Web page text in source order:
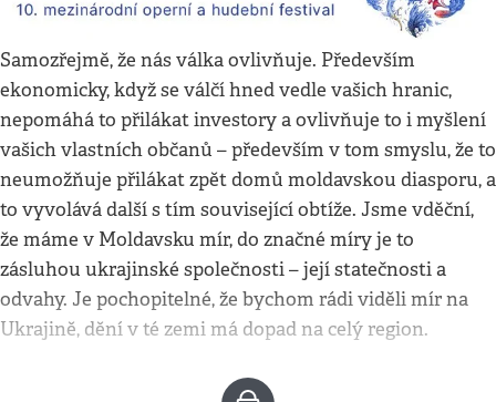
Samozřejmě, že nás válka ovlivňuje. Především
ekonomicky, když se válčí hned vedle vašich hranic,
nepomáhá to přilákat investory a ovlivňuje to i myšlení
vašich vlastních občanů – především v tom smyslu, že to
neumožňuje přilákat zpět domů moldavskou diasporu, a
to vyvolává další s tím související obtíže. Jsme vděční,
že máme v Moldavsku mír, do značné míry je to
zásluhou ukrajinské společnosti – její statečnosti a
odvahy. Je pochopitelné, že bychom rádi viděli mír na
Ukrajině, dění v té zemi má dopad na celý region.